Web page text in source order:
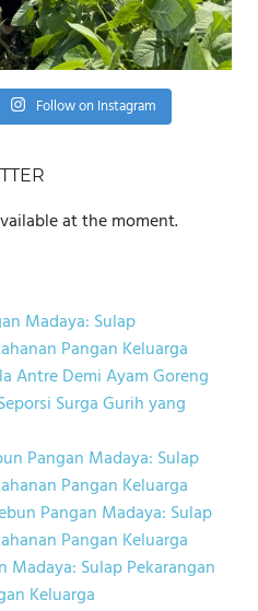
Follow on Instagram
at the moment.
Madaya: Sulap
Pangan Keluarga
Antre Demi Ayam Goreng
Surga Gurih yang
Pangan Madaya: Sulap
Pangan Keluarga
Pangan Madaya: Sulap
Pangan Keluarga
Madaya: Sulap Pekarangan
Keluarga